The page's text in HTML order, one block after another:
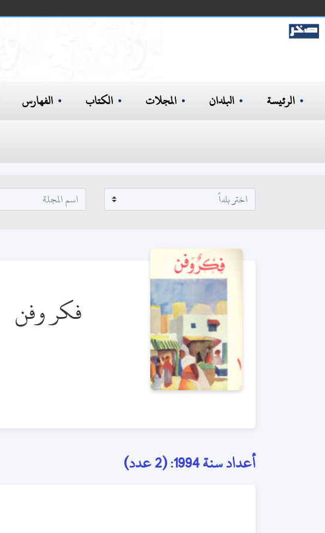
الرئيسة البلدان المجلات الكتاب الفهارس
فكر وفن
أعداد سنة 1994: (2 عدد)